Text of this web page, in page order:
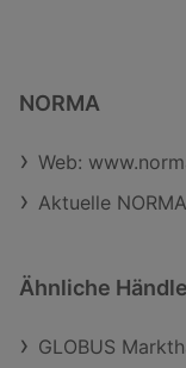
NORMA
Web:
Aktuelle
Ähnliche
GLOBUS